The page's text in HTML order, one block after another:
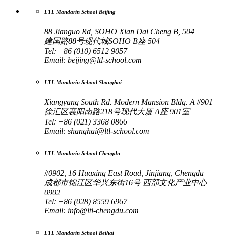
LTL Mandarin School Beijing
88 Jianguo Rd, SOHO Xian Dai Cheng B, 504
建国路88号现代城SOHO B座 504
Tel: +86 (010) 6512 9057
Email: beijing@ltl-school.com
LTL Mandarin School Shanghai
Xiangyang South Rd. Modern Mansion Bldg. A #901
徐汇区襄阳南路218号现代大厦 A座 901室
Tel: +86 (021) 3368 0866
Email: shanghai@ltl-school.com
LTL Mandarin School Chengdu
#0902, 16 Huaxing East Road, Jinjiang, Chengdu
成都市锦江区华兴东街16号 西部文化产业中心
0902
Tel: +86 (028) 8559 6967
Email: info@ltl-chengdu.com
LTL Mandarin School Beihai